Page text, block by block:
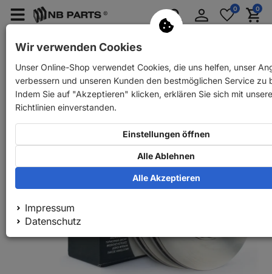
Menü
PKW Anhänger Ersatzteile
AnmeldenMerkzettel
aufklappen
0 0
Zurück PKW Ersatzteile NB PARTS Bremsscheibe vorne
Wir verwenden Cookies
Unser Online-Shop verwendet Cookies, die uns helfen, unser
verbessern und unseren Kunden den bestmöglichen Service zu
Indem Sie auf "Akzeptieren" klicken, erklären Sie sich mit
Richtlinien einverstanden.
Einstellungen öffnen
Alle Ablehnen
Alle Akzeptieren
Impressum
Datenschutz